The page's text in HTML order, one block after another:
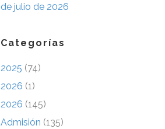
de julio de 2026
Categorías
2025 (74)
2026 (1)
2026 (145)
Admisión (135)